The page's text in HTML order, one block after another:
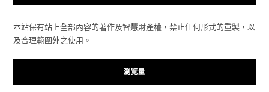
本站保有站上全部內容的著作及智慧財產權，禁止任何形式的重製，以
及合理範圍外之使用。
瀏覽量